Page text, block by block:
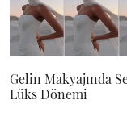
Gelin Makyajında
Lüks Dönemi